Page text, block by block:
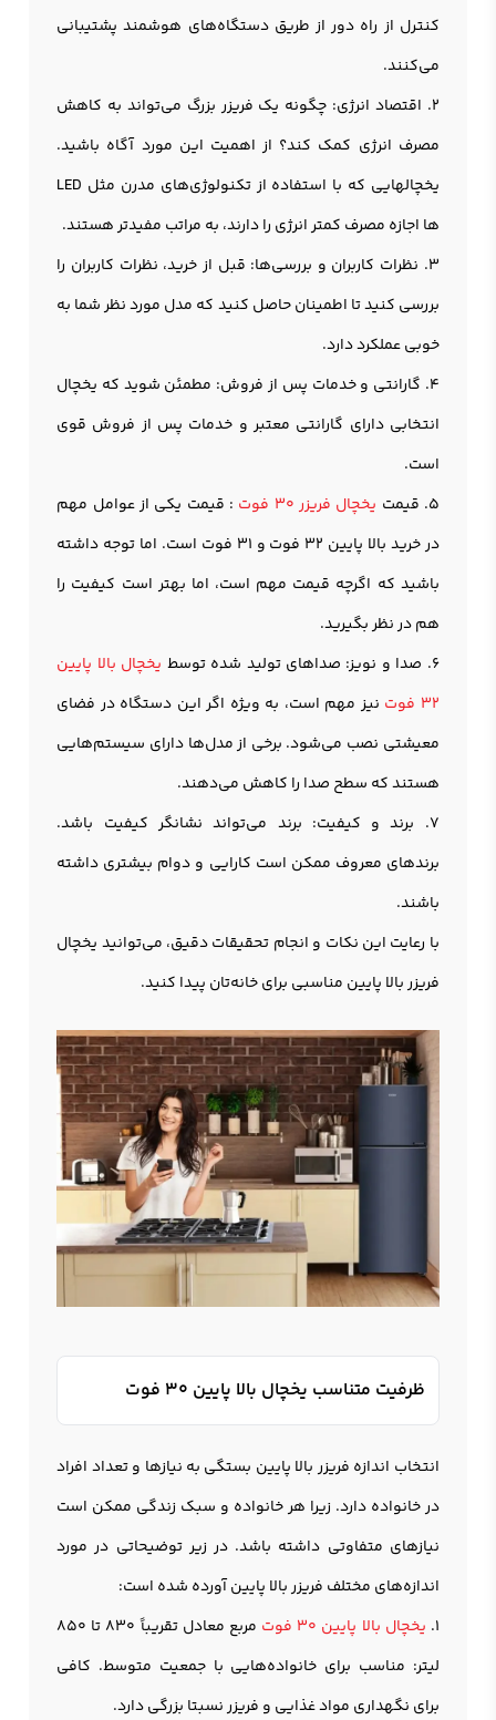
کنترل از راه دور از طریق دستگاه‌های هوشمند پشتیبانی
می‌کنند.
2. اقتصاد انرژی: چگونه یک فریزر بزرگ می‌تواند به کاهش
مصرف انرژی کمک کند؟ از اهمیت این مورد آگاه باشید.
یخچالهایی که با استفاده از تکنولوژی‌های مدرن مثل LED
ها اجازه مصرف کمتر انرژی را دارند، به مراتب مفیدتر هستند.
3. نظرات کاربران و بررسی‌ها: قبل از خرید، نظرات کاربران را
بررسی کنید تا اطمینان حاصل کنید که مدل مورد نظر شما به
خوبی عملکرد دارد.
4. گارانتی و خدمات پس از فروش: مطمئن شوید که يخچال
انتخابی دارای گارانتی معتبر و خدمات پس از فروش قوی
است.
5. قیمت
یخچال فریزر 30 فوت
: قیمت یکی از عوامل مهم
در خرید بالا پایین 32 فوت و 31 فوت است. اما توجه داشته
باشید که اگرچه قیمت مهم است، اما بهتر است کیفیت را
هم در نظر بگیرید.
6. صدا و نویز: صداهای تولید شده توسط
یخچال بالا پایین
32 فوت
نیز مهم است، به ویژه اگر این دستگاه در فضای
معیشتی نصب می‌شود. برخی از مدل‌ها دارای سیستم‌هایی
هستند که سطح صدا را کاهش می‌دهند.
7. برند و کیفیت: برند می‌تواند نشانگر کیفیت باشد.
برندهای معروف ممکن است کارایی و دوام بیشتری داشته
باشند.
با رعایت این نکات و انجام تحقیقات دقیق، می‌توانید یخچال
فریزر بالا پایین مناسبی برای خانه‌تان پیدا کنید.
ظرفیت متناسب یخچال بالا پایین 30 فوت
انتخاب اندازه فریزر بالا پایین بستگی به نیازها و تعداد افراد
در خانواده دارد. زیرا هر خانواده و سبک زندگی ممکن است
نیازهای متفاوتی داشته باشد. در زیر توضیحاتی در مورد
اندازه‌های مختلف فریزر بالا پایین آورده شده است:
1. یخچال بالا پایین 30 فوت
مربع معادل تقریباً 830 تا 850
لیتر: مناسب برای خانواده‌هایی با جمعیت متوسط. کافی
برای نگهداری مواد غذایی و فریزر نسبتا بزرگی دارد.